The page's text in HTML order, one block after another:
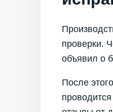
проверки.
объявил о
После